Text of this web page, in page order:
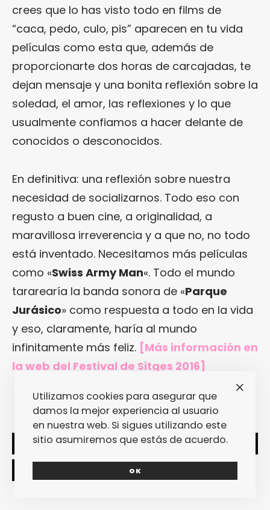
crees que lo has visto todo en films de
“caca, pedo, culo, pis” aparecen en tu vida
películas como esta que, además de
proporcionarte dos horas de carcajadas, te
dejan mensaje y una bonita reflexión sobre la
soledad, el amor, las reflexiones y lo que
usualmente confiamos a hacer delante de
conocidos o desconocidos.
En definitiva: una reflexión sobre nuestra
necesidad de socializarnos. Todo eso con
regusto a buen cine, a originalidad, a
maravillosa irreverencia y a que no, no todo
está inventado. Necesitamos más películas
como «Swiss Army Man«. Todo el mundo
tararearía la banda sonora de «Parque
Jurásico» como respuesta a todo en la vida
y eso, claramente, haría al mundo
infinitamente más feliz. [Más información en
la web del Festival de Sitges 2016]
SHARE TWEET
Utilizamos cookies para asegurar que
damos la mejor experiencia al usuario
en nuestra web. Si sigues utilizando este
sitio asumiremos que estás de acuerdo.
OK